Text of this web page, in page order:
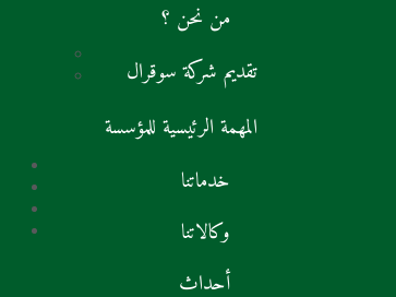
من نحن ؟
تقديم شركة سوقرال
المهمة الرئيسية للمؤسسة
خدماتنا
وكالاتنا
أحداث